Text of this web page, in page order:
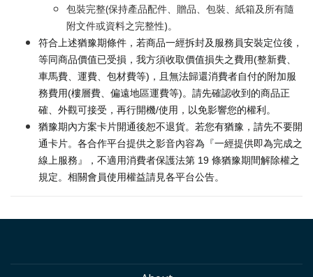
包裝完整(保持產品配件、贈品、包裝、紙箱及所有隨
附文件或資料之完整性)。
符合上述猶豫期條件，若商品一經拆封及服務員安裝定位後，
等同商品價值已受損，我方須收取價值損失之費用(整新費、
車馬費、運費、包材費等)，且無法歸還消費者自付的附加服
務費用(樓層費、偏遠地區運費等)。請先確認收到的商品正
確、外觀可接受，再行開機/使用，以免影響您的權利。
猶豫期內方案卡片開通後恕不退貨。若您有猶豫，請先不要開
通卡片。各合作平台提供之影音內容為『一經提供即為完成之
線上服務』，不適用消費者保護法第 19 條猶豫期間解除權之
規定。相關會員使用權益請見各平台公告。